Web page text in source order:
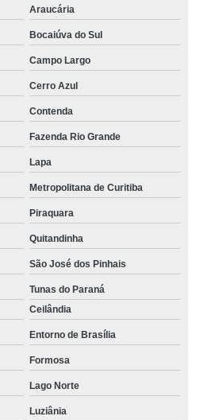
Metropolitana de Curitiba
Caxias
Uberaba
Campo Largo
Paraisópolis
Extrema
Vitória da Conquista
São José dos Pinhais
Jundiaí
Araucária
Bocaiúva do Sul
Campo Largo
Cerro Azul
Contenda
Fazenda Rio Grande
Lapa
Metropolitana de Curitiba
Piraquara
Quitandinha
São José dos Pinhais
Tunas do Paraná
Ceilândia
Entorno de Brasília
Formosa
Lago Norte
Luziânia